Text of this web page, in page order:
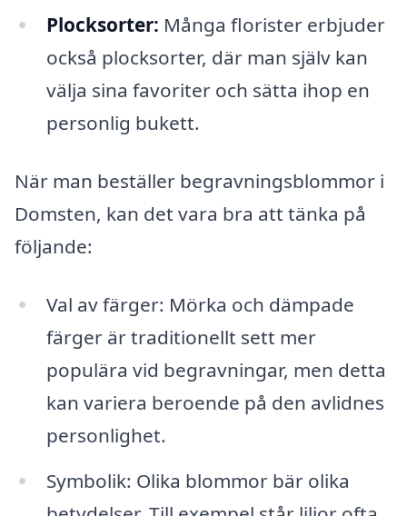
Plocksorter: Många florister erbjuder
också plocksorter, där man själv kan
välja sina favoriter och sätta ihop en
personlig bukett.
När man beställer begravningsblommor i
Domsten, kan det vara bra att tänka på
följande:
Val av färger: Mörka och dämpade
färger är traditionellt sett mer
populära vid begravningar, men detta
kan variera beroende på den avlidnes
personlighet.
Symbolik: Olika blommor bär olika